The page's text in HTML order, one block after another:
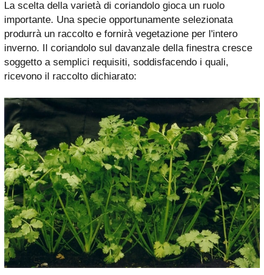
La scelta della varietà di coriandolo gioca un ruolo
importante. Una specie opportunamente selezionata
produrrà un raccolto e fornirà vegetazione per l'intero
inverno. Il coriandolo sul davanzale della finestra cresce
soggetto a semplici requisiti, soddisfacendo i quali,
ricevono il raccolto dichiarato: